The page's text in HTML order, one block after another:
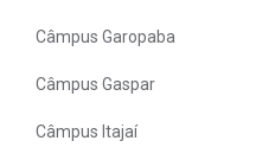
Câmpus Garopaba
Câmpus Gaspar
Câmpus Itajaí